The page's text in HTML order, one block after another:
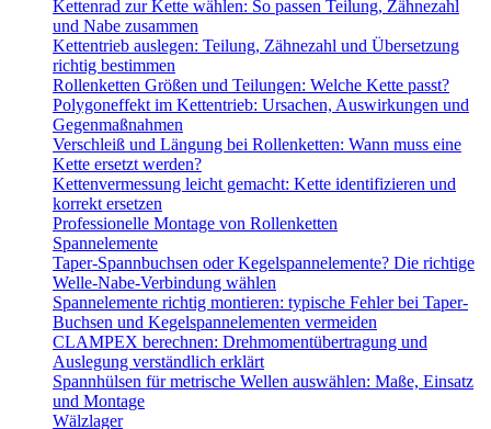
Kettenrad zur Kette wählen: So passen Teilung, Zähnezahl
und Nabe zusammen
Kettentrieb auslegen: Teilung, Zähnezahl und Übersetzung
richtig bestimmen
Rollenketten Größen und Teilungen: Welche Kette passt?
Polygoneffekt im Kettentrieb: Ursachen, Auswirkungen und
Gegenmaßnahmen
Verschleiß und Längung bei Rollenketten: Wann muss eine
Kette ersetzt werden?
Kettenvermessung leicht gemacht: Kette identifizieren und
korrekt ersetzen
Professionelle Montage von Rollenketten
Spannelemente
Taper-Spannbuchsen oder Kegelspannelemente? Die richtige
Welle-Nabe-Verbindung wählen
Spannelemente richtig montieren: typische Fehler bei Taper-
Buchsen und Kegelspannelementen vermeiden
CLAMPEX berechnen: Drehmomentübertragung und
Auslegung verständlich erklärt
Spannhülsen für metrische Wellen auswählen: Maße, Einsatz
und Montage
Wälzlager